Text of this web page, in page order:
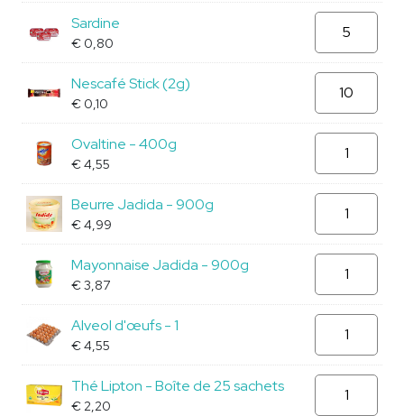
400g
quantity
Sardine
€ 0,80
Sardine
quantity
Nescafé Stick (2g)
€ 0,10
Nescafé
Stick
(2g)
quantity
Ovaltine - 400g
€4,55
Ovaltine
quantity
Beurre Jadida - 900g
€4,99
Beurre
Jadida
quantity
Mayonnaise Jadida - 900g
€3,87
Mayonnaise
Jadida
quantity
Alveol d'œufs - 1
€4,55
Alveol
d'œufs
quantity
Thé Lipton - Boîte de 25 sachets
€ 2,20
Thé
Lipton